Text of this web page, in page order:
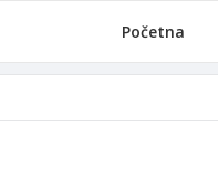
Početna